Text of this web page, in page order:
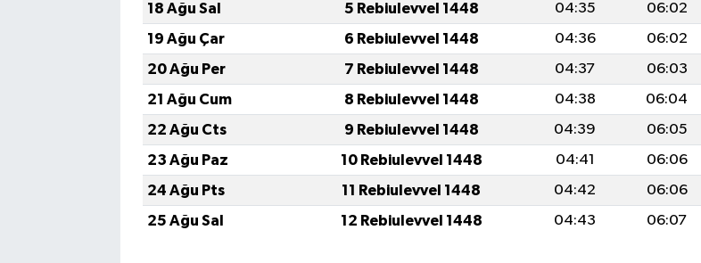
18 Ağu Sal
5 Rebiulevvel 1448 04:35 06:02
19 Ağu Çar
6 Rebiulevvel 1448 04:36 06:02
20 Ağu Per
7 Rebiulevvel 1448 04:37 06:03
21 Ağu Cum
8 Rebiulevvel 1448 04:38 06:04
22 Ağu Cts
9 Rebiulevvel 1448 04:39 06:05
23 Ağu Paz
10 Rebiulevvel 1448 04:41 06:06
24 Ağu Pts
11 Rebiulevvel 1448 04:42 06:06
25 Ağu Sal
12 Rebiulevvel 1448 04:43 06:07